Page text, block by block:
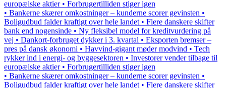
europæiske aktier • Forbrugertilliden stiger igen
• Bankerne skærer omkostninger – kunderne scorer gevinsten •
Boligudbud falder kraftigt over hele landet • Flere danskere skifter
bank end nogensinde • Ny fleksibel model for kreditvurdering på
vej • Dankort-forbruget dykker i 3. kvartal • Eksporten bremser –
pres på dansk økonomi • Havvind-gigant møder modvind • Tech
rykker ind i energi- og byggesektoren • Investorer vender tilbage til
europæiske aktier • Forbrugertilliden stiger igen
• Bankerne skærer omkostninger – kunderne scorer gevinsten •
Boligudbud falder kraftigt over hele landet • Flere danskere skifter